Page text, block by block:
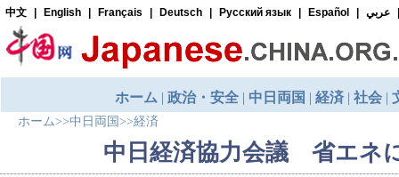
ホーム>>中日両国 >>経済
中日経済協力会議 省エネ